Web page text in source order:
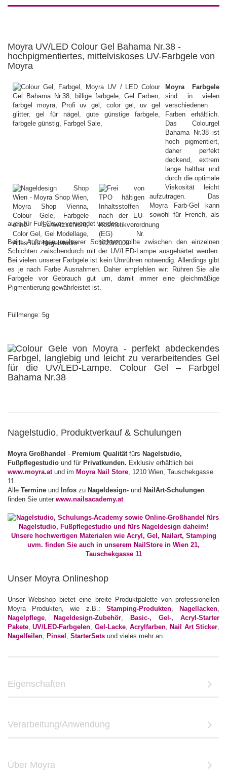
Moyra UV/LED Colour Gel Bahama Nr.38 -
hochpigmentiertes, mittelviskoses UV-Farbgele von
Moyra
Moyra Farbgele
sind in vielen
verschiedenen
Farben erhältlich.
Das Colourgel
Bahama Nr.38 ist
hoch pigmentiert,
daher perfekt
deckend, extrem
lange haltbar und
durch die optimale
Viskosität leicht
aufzutragen. Das
Moyra Farb-Gel kann
sowohl für French, als
auch für Full Cover verwendet werden.
Beim Auftragen mehrerer Schichten sollte zwischen den einzelnen
Schichten zwischendurch mit der UV/LED-Lampe ausgehärtet werden.
Bei vielen unserer Farbgele ist kein Umrühren notwendig. Allerdings gibt
es je nach Farbe Ausnahmen. Daher empfehlen wir: Rühren Sie alle
Farbgele vor Gebrauch gut um, damit immer eine gleichmäßige
Pigmentierung gewährleistet ist.
Füllmenge: 5g
Nagelstudio, Produktverkauf & Schulungen
Moyra Großhandel - Premium Qualität fürs Nagelstudio,
Fußpflegestudio und für Privatkunden. Exklusiv erhältlich bei
www.moyra.atund im Moyra Nail Store , 1210 Wien, Tauschekgasse
11.
Alle Termine und Infos zu Nageldesign- und NailArt-Schulungen
finden Sie unter www.nailsacademy.at
Unser Moyra Onlineshop
Unser Webshop bietet eine breite Produktpalette von professionellen
Moyra Produkten, wie z.B.: Stamping-Produkten, Nagellacken
Nagelpflege
Nageldesign-Zubehör
Basic-, Gel-, Acryl-Starter
Pakete ,UV/LED-Farbgelen Gel-Lacke,Acrylfarben ,Nail Art Sticker
Nagelfeilen Pinsel StarterSets und vieles mehr an.
Eigenschaften
Verarbeitung/Anwendung
Über Moyra